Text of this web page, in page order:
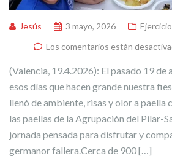
Jesús 3 mayo, 2026
Los comentarios están
(Valencia, 19.4.2026): El pasado 19 de
esos días que hacen grande nuestra
llenó de ambiente, risas y olor a paella
las paellas de la Agrupación del Pilar-
jornada pensada para disfrutar y
germanor fallera.Cerca de 900 […]